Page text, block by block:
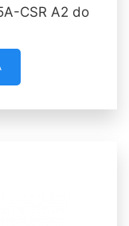
CSR A2 do